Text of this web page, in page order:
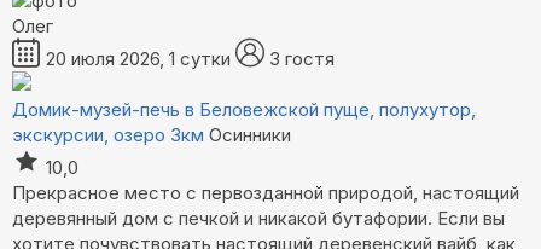
Олег
20 июля 2026, 1 сутки
3 гостя
Домик-музей-печь в Беловежской пуще, полухутор,
экскурсии, озеро 3км Осинники
10,0
Прекрасное место с первозданной природой, настоящий
деревянный дом с печкой и никакой бутафории. Если вы
хотите почувствовать настоящий деревенский вайб, как